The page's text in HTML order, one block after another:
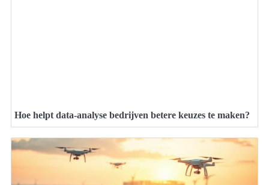
Hoe helpt data-analyse bedrijven betere keuzes te maken?